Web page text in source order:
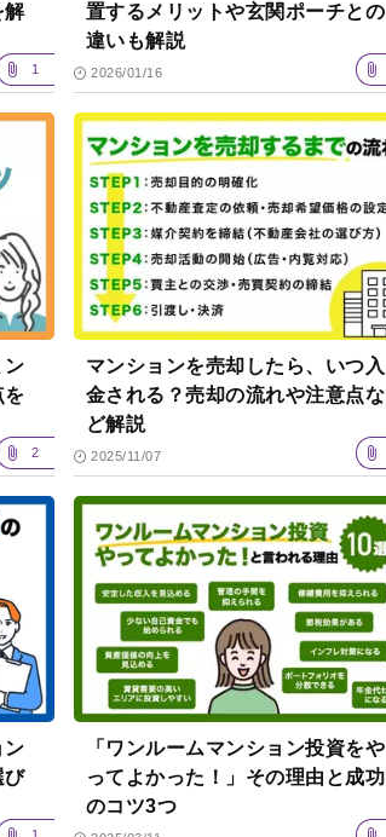
解
1
置するメリットや玄関ポーチとの
違いも解説
2026/01/16
ン
を
2
マンションを売却したら、いつ入
金される？売却の流れや注意点な
ど解説
2025/11/07
ン
び
「ワンルームマンション投資をや
ってよかった！」その理由と成功
のコツ3つ